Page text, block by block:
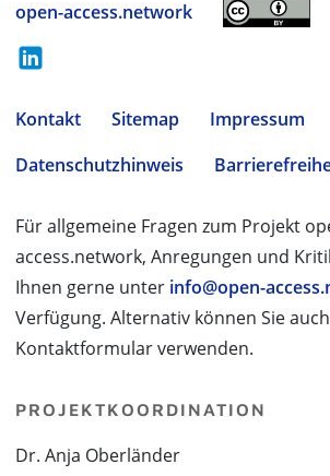
open-access.network
Kontakt Sitemap
Impressum
Datenschutzhinweis
Für allgemeine Fragen zum Projekt
access.network, Anregungen und
Ihnen gerne unter info@open-
Verfügung. Alternativ können Sie
Kontaktformular verwenden.
PROJEKTKOORDINATION
Dr. Anja Oberländer